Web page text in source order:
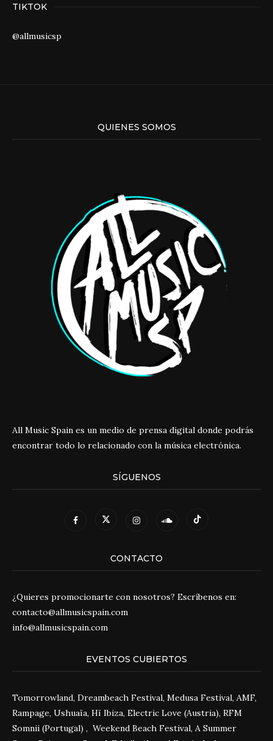
TIKTOK
@allmusicsp
QUIENES SOMOS
All Music Spain es un medio de prensa digital donde podrás
encontrar todo lo relacionado con la música electrónica.
SÍGUENOS
CONTACTO
¿Quieres promocionarte con nosotros? Escríbenos en:
contacto@allmusicspain.com
info@allmusicspain.com
EVENTOS CUBIERTOS
Tomorrowland, Dreambeach Festival, Medusa Festival, AMF,
Rampage, Ushuaïa, Hï Ibiza, Electric Love (Austria), RFM
Somnii (Portugal) , Weekend Beach Festival, A Summer